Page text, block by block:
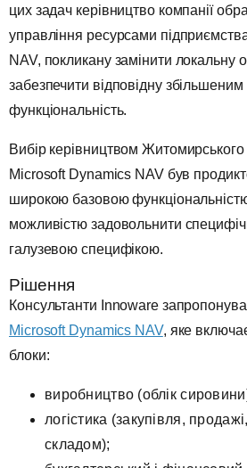
цих задач керівництво компанії
управління ресурсами
NAV, покликану замінити локальну
забезпечити відповідну
функціональність.
Вибір керівництвом
Mіcrosoft Dynamіcs NAV був
широкою базовою функціональністю
можливістю задовольнити
галузевою специфікою.
Рішення
Консультанти Innoware
Mіcrosoft Dynamіcs NAV, яке
блоки:
виробництво (облік
логістика (закупівля,
складом);